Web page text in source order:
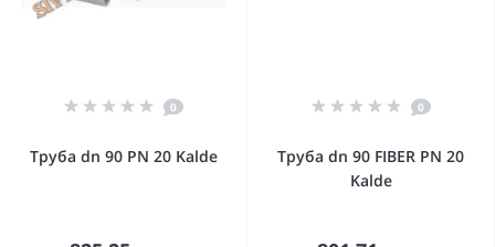
0
Труба dn 90 PN 20 Kalde
0
Труба dn 90 FIBER PN 20
Kalde